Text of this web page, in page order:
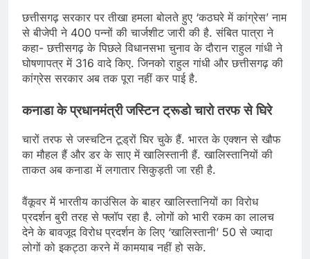
छत्तीसगढ़ सरकार पर तीखा हमला बोलते हुए ‘कठघरे में कांग्रेस’ नाम
से बीजेपी ने 400 पन्नों की चार्जशीट जारी की है. संबित पात्रा ने
कहा- छत्तीसगढ़ के पिछले विधानसभा चुनाव के दौरान राहुल गांधी ने
घोषणापत्र में 316 वादे किए. जिनको राहुल गांधी और छत्तीसगढ़ की
कांग्रेस सरकार अब तक पूरा नहीं कर पाई है.
कनाडा के प्रधानमंत्री जस्टिन ट्रूडो चारो तरफ से घिरे
चारों तरफ से जस्चटिन टूड्रों घिर चुके हैं. भारत के एक्शन से खौफ
का मौहल हैं और डर के साए में खालिस्तानी हैं. खालिस्तानियों की
ताकत अब कनाडा में लगातार सिकुड़ती जा रही है.
वैंकूवर में भारतीय काउंसिल के बाहर खालिस्तानियों का विरोध
प्रदर्शन बुरी तरह से फ्लॉप रहा है. लोगों को भारी रकम का लालच
देने के बावजूद विरोध प्रदर्शन के लिए ‘खालिस्तानी’ 50 से ज्यादा
लोगों को इकट्ठा करने में कामयाब नहीं हो सके.